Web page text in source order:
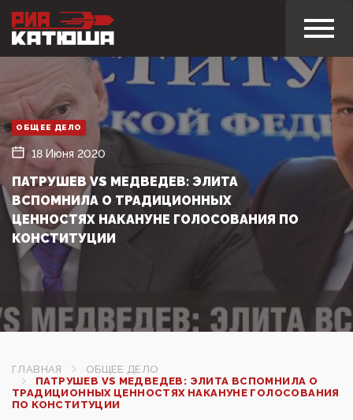
ОБЩЕЕ ДЕЛО
18 Июня 2020
ПАТРУШЕВ VS МЕДВЕДЕВ: ЭЛИТА
ВСПОМНИЛА О ТРАДИЦИОННЫХ
ЦЕННОСТЯХ НАКАНУНЕ ГОЛОСОВАНИЯ ПО
КОНСТИТУЦИИ
ГЛАВНАЯ
ОБЩЕЕ ДЕЛО
ПАТРУШЕВ VS МЕДВЕДЕВ: ЭЛИТА ВСПОМНИЛА О
ТРАДИЦИОННЫХ ЦЕННОСТЯХ НАКАНУНЕ ГОЛОСОВАНИЯ
ПО КОНСТИТУЦИИ